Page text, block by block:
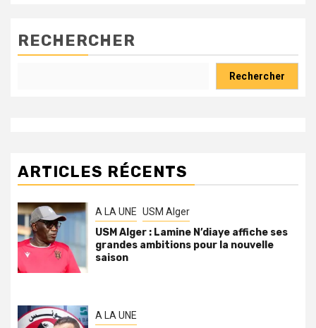
RECHERCHER
Rechercher
ARTICLES RÉCENTS
A LA UNE USM Alger
USM Alger : Lamine N’diaye affiche ses
grandes ambitions pour la nouvelle
saison
A LA UNE